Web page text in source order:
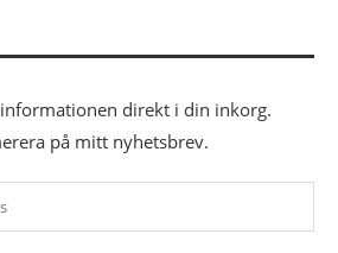
informationen direkt i din inkorg.
på mitt nyhetsbrev.